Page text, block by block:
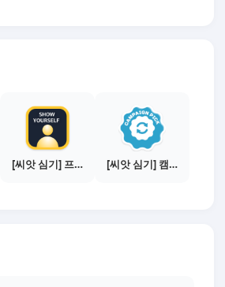
[씨앗 심기] 프로필 사진 등록하기 [씨앗 심기] 캠페인 선택하기 - PICK 1개